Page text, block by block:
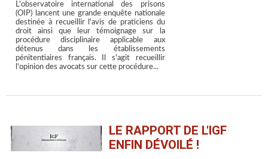
L'observatoire international des prisons
(OIP) lancent une grande enquête nationale
destinée à recueillir l'avis de praticiens du
droit ainsi que leur témoignage sur la
procédure disciplinaire applicable aux
détenus dans les établissements
pénitentiaires français. Il s'agit recueillir
l'opinion des avocats sur cette procédure...
LE RAPPORT DE L'IGF
ENFIN DÉVOILÉ !